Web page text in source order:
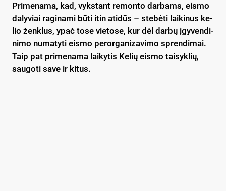
Pri­me­na­ma, kad, vyks­tant re­mon­to dar­bams, eis­mo
da­ly­viai ra­gi­na­mi bū­ti itin ati­dūs – ste­bė­ti lai­ki­nus ke­
lio ženk­lus, ypač to­se vie­to­se, kur dėl dar­bų įgy­ven­di­
ni­mo nu­ma­ty­ti eis­mo pe­ror­ga­ni­za­vi­mo spren­di­mai.
Taip pat pri­me­na­ma lai­ky­tis Ke­lių eis­mo tai­syk­lių,
sau­go­ti sa­ve ir ki­tus.